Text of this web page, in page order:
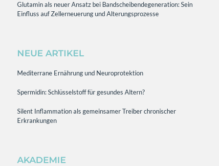
Glutamin als neuer Ansatz bei Bandscheibendegeneration: Sein
Einfluss auf Zellerneuerung und Alterungsprozesse
NEUE ARTIKEL
Mediterrane Ernährung und Neuroprotektion
Spermidin: Schlüsselstoff für gesundes Altern?
Silent Inflammation als gemeinsamer Treiber chronischer
Erkrankungen
AKADEMIE